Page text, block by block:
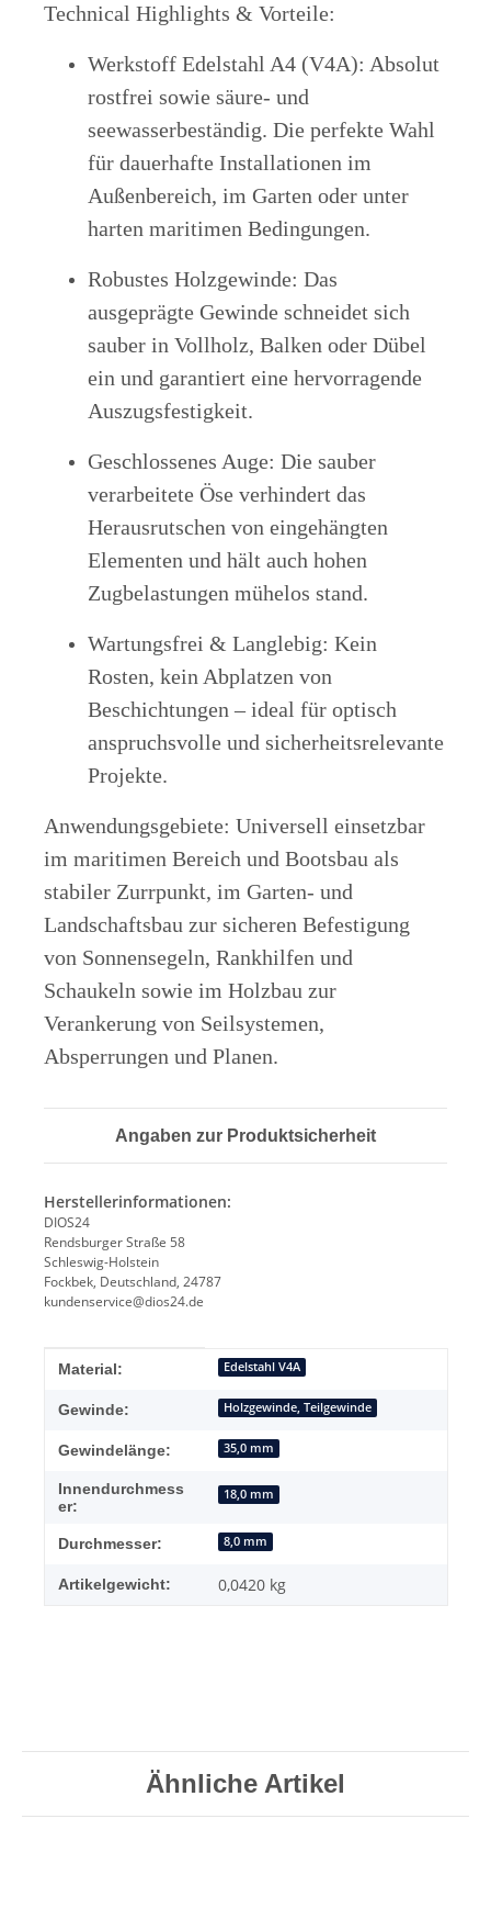
Technical Highlights & Vorteile:
Werkstoff Edelstahl A4 (V4A): Absolut
rostfrei sowie säure- und
seewasserbeständig. Die perfekte Wahl
für dauerhafte Installationen im
Außenbereich, im Garten oder unter
harten maritimen Bedingungen.
Robustes Holzgewinde: Das
ausgeprägte Gewinde schneidet sich
sauber in Vollholz, Balken oder Dübel
ein und garantiert eine hervorragende
Auszugsfestigkeit.
Geschlossenes Auge: Die sauber
verarbeitete Öse verhindert das
Herausrutschen von eingehängten
Elementen und hält auch hohen
Zugbelastungen mühelos stand.
Wartungsfrei & Langlebig: Kein
Rosten, kein Abplatzen von
Beschichtungen – ideal für optisch
anspruchsvolle und sicherheitsrelevante
Projekte.
Anwendungsgebiete: Universell einsetzbar
im maritimen Bereich und Bootsbau als
stabiler Zurrpunkt, im Garten- und
Landschaftsbau zur sicheren Befestigung
von Sonnensegeln, Rankhilfen und
Schaukeln sowie im Holzbau zur
Verankerung von Seilsystemen,
Absperrungen und Planen.
Angaben zur Produktsicherheit
Herstellerinformationen:
DIOS24
Rendsburger Straße 58
Schleswig-Holstein
Fockbek, Deutschland, 24787
kundenservice@dios24.de
Produkteigenschaft
Wert
Material: Edelstahl V4A
Gewinde: Holzgewinde, Teilgewinde
Gewindelänge: 35,0 mm
Innendurchmess
er:
18,0 mm
Durchmesser: 8,0 mm
Artikelgewicht: 0,0420 kg
Ähnliche Artikel